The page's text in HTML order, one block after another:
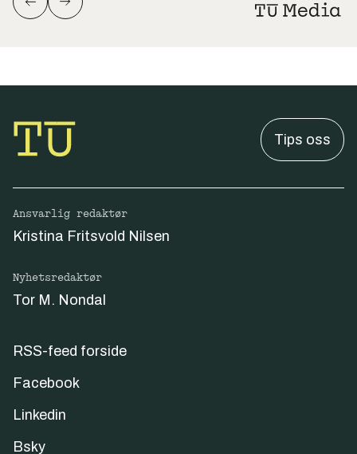
Tips oss
Ansvarlig redaktør
Kristina Fritsvold Nilsen
Nyhetsredaktør
Tor M. Nondal
RSS-feed forside
Facebook
Linkedin
Bsky